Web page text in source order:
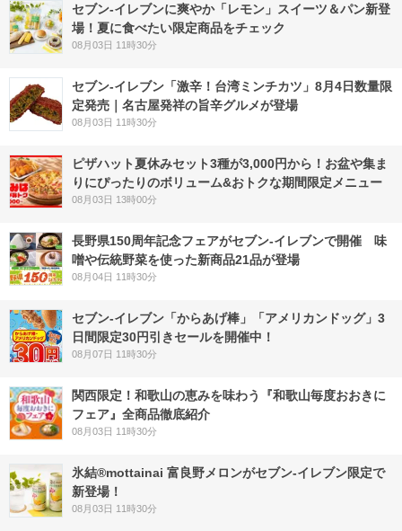
セブン‐イレブンに爽やか「レモン」スイーツ＆パン新登
場！夏に食べたい限定商品をチェック
08月03日 11時30分
セブン-イレブン「激辛！台湾ミンチカツ」8月4日数量限
定発売｜名古屋発祥の旨辛グルメが登場
08月03日 11時30分
ピザハット夏休みセット3種が3,000円から！お盆や集ま
りにぴったりのボリューム&おトクな期間限定メニュー
08月03日 13時00分
長野県150周年記念フェアがセブン-イレブンで開催 味
噌や伝統野菜を使った新商品21品が登場
08月04日 11時30分
セブン‐イレブン「からあげ棒」「アメリカンドッグ」3
日間限定30円引きセールを開催中！
08月07日 11時30分
関西限定！和歌山の恵みを味わう『和歌山毎度おおきに
フェア』全商品徹底紹介
08月03日 11時30分
氷結®mottainai 富良野メロンがセブン‐イレブン限定で
新登場！
08月03日 11時30分